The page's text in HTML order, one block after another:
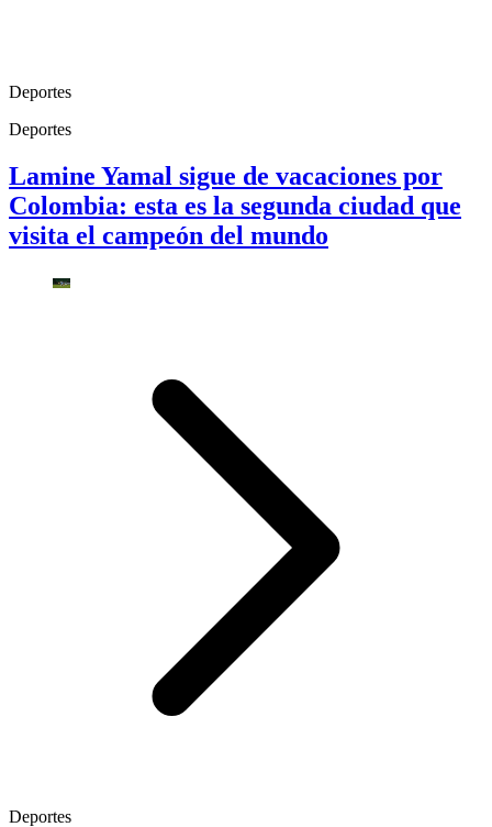
Deportes
Deportes
Lamine Yamal sigue de vacaciones por
Colombia: esta es la segunda ciudad que
visita el campeón del mundo
Deportes